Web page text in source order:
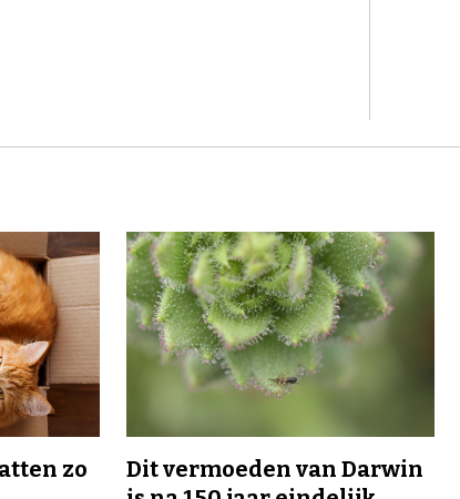
zo
Dit vermoeden van Darwin